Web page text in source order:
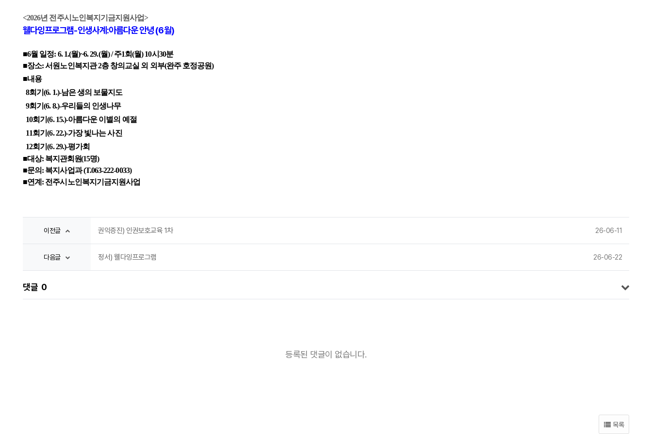
<2026년 전주시노인복지기금지원사업>
웰다잉프로그램-인생사계:아름다운 안녕 (6월)
■6월 일정: 6. 1.(월)~6. 29.(월) / 주1회(월)10시 30분
■장소: 서원노인복지관 2층 창의교실 외 외부(완주 호정공원)
■내용
8회기(6. 1.)-남은 생의 보물지도
9회기(6. 8.)-우리들의 인생나무
10회기(6. 15.)-아름다운 이별의 예절
11회기(6. 22.)-가장 빛나는 사진
12회기(6. 29.)-평가회
■대상: 복지관회원(15명)
■문의: 복지사업과 (T.063-222-0033)
■연계 : 전주시노인복지기금지원사업
이전글 권익증진) 인권보호교육 1차 26-06-11
다음글 정서) 웰다잉프로그램 26-06-22
댓글 0
등록된 댓글이 없습니다.
목록